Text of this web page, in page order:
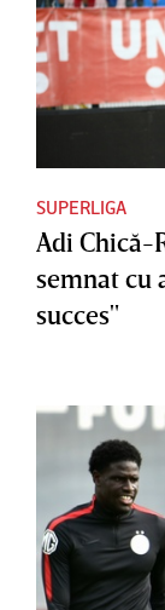
SUPERLIGA
Adi Chică-
semnat cu
succes"